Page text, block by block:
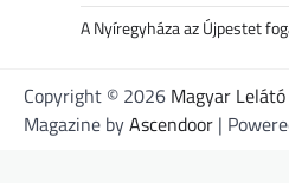
A Nyíregyháza az Újpestet
Copyright © 2026 Magyar Lelátó
Magazine byAscendoor |